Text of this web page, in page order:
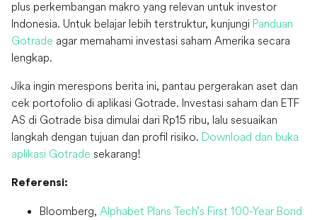
plus perkembangan makro yang relevan untuk investor
Indonesia. Untuk belajar lebih terstruktur, kunjungi Panduan
Gotrade agar memahami investasi saham Amerika secara
lengkap.
Jika ingin merespons berita ini, pantau pergerakan aset dan
cek portofolio di aplikasi Gotrade. Investasi saham dan ETF
AS di Gotrade bisa dimulai dari Rp15 ribu, lalu sesuaikan
langkah dengan tujuan dan profil risiko. Download dan buka
aplikasi Gotrade sekarang!
Referensi:
Bloomberg, Alphabet Plans Tech’s First 100-Year Bond